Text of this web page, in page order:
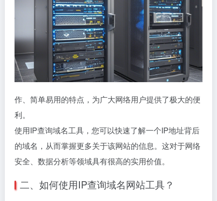
作、简单易用的特点，为广大网络用户提供了极大的便
利。
使用IP查询域名工具，您可以快速了解一个IP地址背后
的域名，从而掌握更多关于该网站的信息。这对于网络
安全、数据分析等领域具有很高的实用价值。
二、如何使用IP查询域名网站工具？